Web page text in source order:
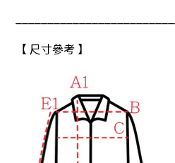
【 尺寸參考 】